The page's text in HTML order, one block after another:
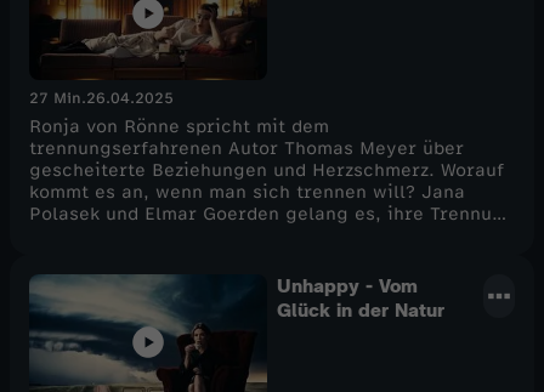
27 Min.26.04.2025
Ronja von Rönne spricht mit dem
trennungserfahrenen Autor Thomas Meyer über
gescheiterte Beziehungen und Herzschmerz. Worauf
kommt es an, wenn man sich trennen will? Jana
Polasek und Elmar Goerden gelang es, ihre Trennung
begleiten. Was haben sie aus ihrem
Trennungsprozess gelernt?
Unhappy - Vom
Glück in der Natur